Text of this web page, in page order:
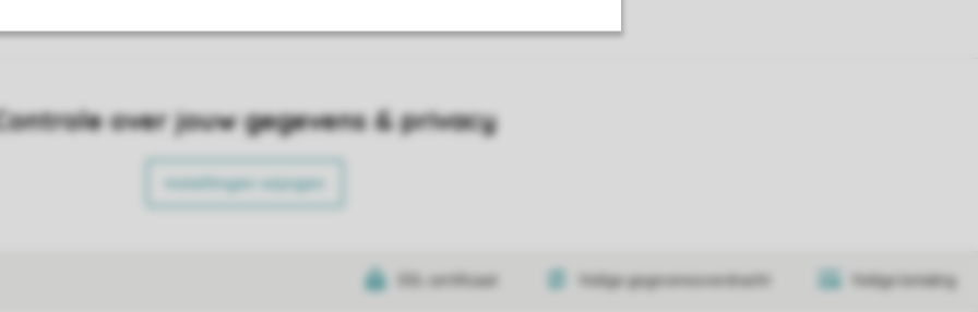
over jouw gegevens & privacy
Instellingen wijzigen
SSL certificaat Veilige gegevensoverdracht Veilige betaling